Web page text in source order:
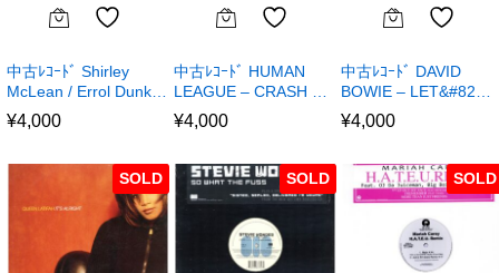
中古ﾚｺｰﾄﾞ Shirley
McLean / Errol Dunk…
¥4,000
中古ﾚｺｰﾄﾞ HUMAN
LEAGUE – CRASH …
¥4,000
中古ﾚｺｰﾄﾞ DAVID
BOWIE – LET&#82…
¥4,000
SOLD SOLD SOLD